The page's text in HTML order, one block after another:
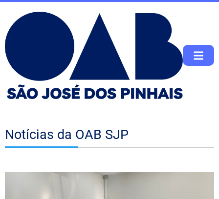
Notícias da OAB SJP